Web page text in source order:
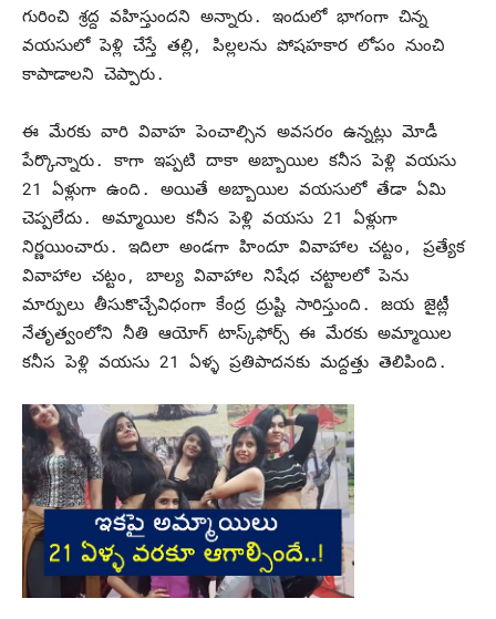
గురించి శ్రద్ద వహిస్తుందని అన్నారు. ఇందులో భాగంగా చిన్న
వయసులో పెళ్లి చేస్తే తల్లి, పిల్లలను పోషహకార లోపం నుంచి
కాపాడాలని చెప్పారు.
ఈ మేరకు వారి వివాహ పెంచాల్సిన అవసరం ఉన్నట్లు మోడీ
పేర్కొన్నారు. కాగా ఇప్పటి దాకా అబ్బాయిల కనీస పెళ్లి వయసు
21 ఏళ్లుగా ఉంది. అయితే అబ్బాయిల వయసులో తేడా ఏమి
చెప్పలేదు. అమ్మాయిల కనీస పెళ్లి వయసు 21 ఏళ్లుగా
నిర్ణయించారు. ఇదిలా అండగా హిందూ వివాహాల చట్టం, ప్రత్యేక
వివాహాల చట్టం, బాల్య వివాహాల నిషేధ చట్టాలలో పెను
మార్పులు తీసుకొచ్చేవిధంగా కేంద్ర ద్రుష్టి సారిస్తుంది. జయ జైట్లీ
నేతృత్వంలోని నీతి ఆయోగ్ టాస్క్‌ఫోర్స్ ఈ మేరకు అమ్మాయిల
కనీస పెళ్లి వయసు 21 ఏళ్ళ ప్రతిపాదనకు మద్దత్తు తెలిపింది.